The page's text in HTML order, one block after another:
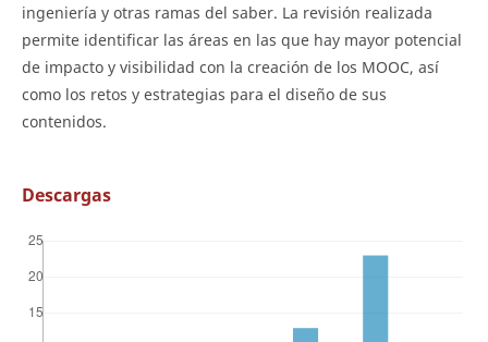
ingeniería y otras ramas del saber. La revisión realizada
permite identificar las áreas en las que hay mayor potencial
de impacto y visibilidad con la creación de los MOOC, así
como los retos y estrategias para el diseño de sus
contenidos.
Descargas